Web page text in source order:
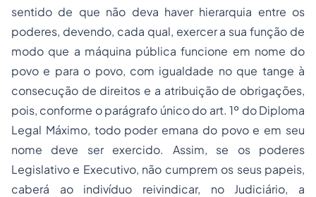
sentido de que não deva haver hierarquia entre os
poderes, devendo, cada qual, exercer a sua função de
modo que a máquina pública funcione em nome do
povo e para o povo, com igualdade no que tange à
consecução de direitos e a atribuição de obrigações,
pois, conforme o parágrafo único do art. 1º do Diploma
Legal Máximo, todo poder emana do povo e em seu
nome deve ser exercido. Assim, se os poderes
Legislativo e Executivo, não cumprem os seus papeis,
caberá ao indivíduo reivindicar, no Judiciário, a